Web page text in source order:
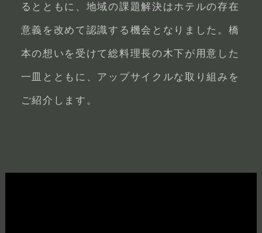
るとともに、地域の課題解決はホテルの存在
意義を改めて認識する機会となりました。橋
本の想いを受けて総料理長の木下が用意した
一皿とともに、アップサイクルな取り組みを
ご紹介します。